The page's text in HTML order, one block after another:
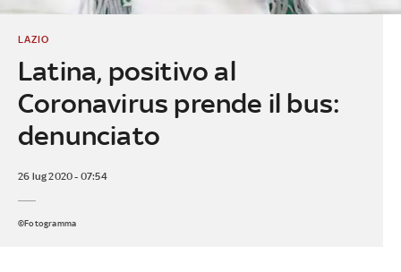
Latina, positivo al
Coronavirus prende il bus:
denunciato
LAZIO
26 lug 2020 - 07:54
©Fotogramma